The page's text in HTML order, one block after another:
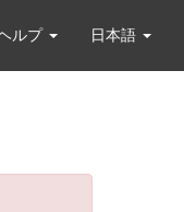
ルプ 日本語